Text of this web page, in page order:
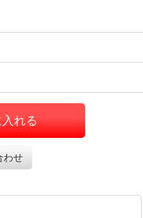
れる
わせ